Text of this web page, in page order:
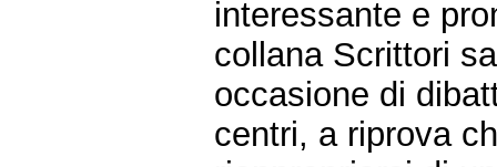
interessante e
collana Scrittori
occasione di
centri, a riprova